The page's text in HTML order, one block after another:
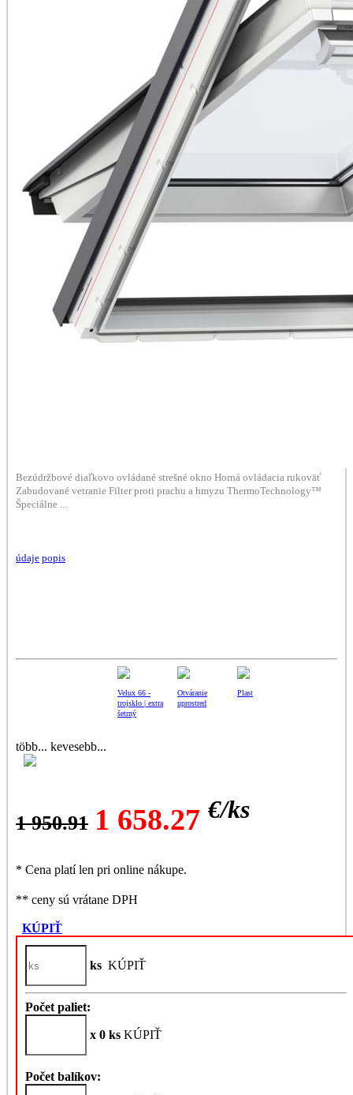
Bezúdržbové diaľkovo ovládané strešné okno Horná ovládacia rukoväť
Zabudované vetranie Filter proti prachu a hmyzu ThermoTechnology™
Špeciálne ...
údaje popis
több... kevesebb...
Velux 66 -
trojsklo | extra
šetrný
Otváranie
uprostred
Plast
1 950.91 1 658.27 €/ks
* Cena platí len pri online nákupe.
** ceny sú vrátane DPH
KÚPIŤ
ks KÚPIŤ
Počet paliet:
x 0 ks KÚPIŤ
Počet balíkov: